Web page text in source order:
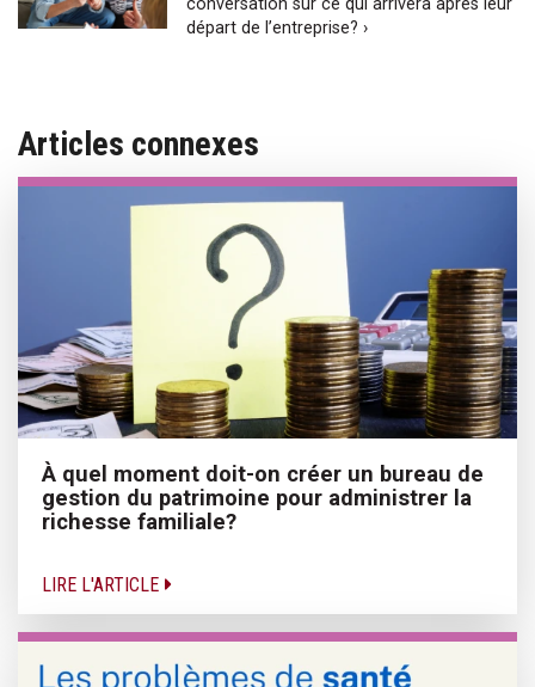
départ de l’entreprise? ›
Articles connexes
À quel moment doit-on créer un bureau de
gestion du patrimoine pour administrer la
richesse familiale?
LIRE L'ARTICLE